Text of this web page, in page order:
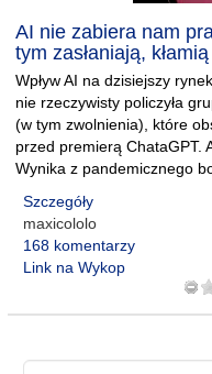
AI nie zabiera nam
tym zasłaniają, kłamią
Wpływ AI na dzisiejszy
nie rzeczywisty policzyła
(w tym zwolnienia), które
przed premierą ChataGPT.
Wynika z pandemicznego
Szczegóły
maxicololo
168 komentarzy
Link na Wykop